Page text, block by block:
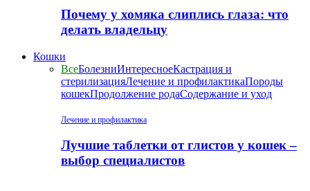
Почему у хомяка слиплись глаза: что
делать владельцу
Кошки
ВсеБолезниИнтересноеКастрация и
стерилизацияЛечение и профилактикаПороды
кошекПродолжение родаСодержание и уход
Лечение и профилактика
Лучшие таблетки от глистов у кошек –
выбор специалистов